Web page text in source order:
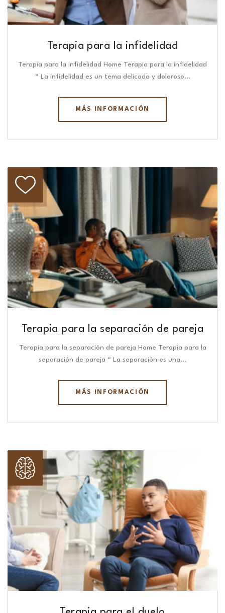
Terapia para la infidelidad
Terapia para la infidelidad Home Terapia para la infidelidad
“ La infidelidad es un tema delicado y doloroso…
MÁS INFORMACIÓN
Terapia para la separación de pareja
Terapia para la separación de pareja Home Terapia para la
separación de pareja “ La separación es una…
MÁS INFORMACIÓN